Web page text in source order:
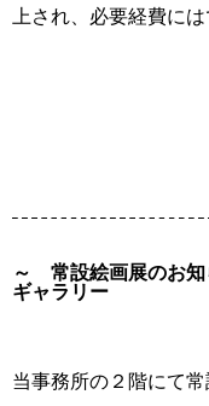
上され、必要経費に
～ 常設絵画展のお
ギャラリー
当事務所の２階にて常